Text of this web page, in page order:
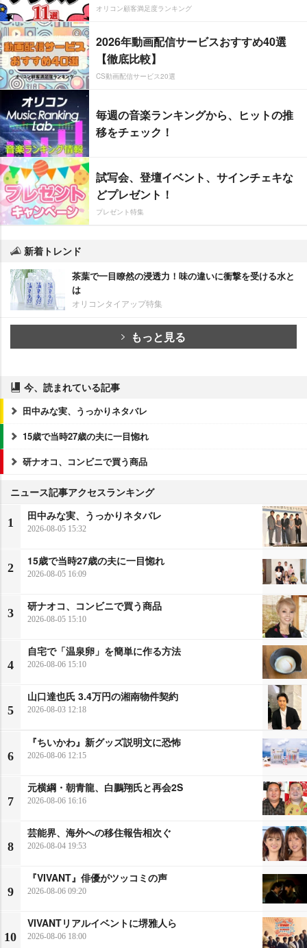
オリコン顧客満足度ランキング
2026年動画配信サービスおすすめ40選
【徹底比較】
CS動画配信サービス20選
毎週の音楽ランキングから、ヒットの推
移をチェック！
試写会、登壇イベント、サインチェキな
どプレゼント！
プレゼント特集
新着トレンド
茶葉で一目瞭然の浸透力！味の違いに衝撃を受ける水と
は
オリコンタイアップ特集
もっと見る
今、読まれている記事
田中みな実、うっかりネタバレ
15歳で当時27歳の夫に一目惚れ
研ナオコ、コンビニで買う商品
ニュース記事アクセスランキング
1
田中みな実、うっかりネタバレ
2026-08-05 15:32
2
15歳で当時27歳の夫に一目惚れ
2026-08-05 16:09
3
研ナオコ、コンビニで買う商品
2026-08-05 15:10
4
自宅で「温泉卵」を簡単に作る方法
2026-08-06 15:10
5
山口達也氏 3.4万円の湘南物件契約
2026-08-03 12:18
6
『ちいかわ』新グッズ説明文に恐怖
2026-08-06 12:15
7
元横綱・朝青龍、白鵬翔氏と再会2S
2026-08-06 16:16
8
芸能界、海外への移住報告相次ぐ
2026-08-04 19:53
9
『VIVANT』俳優がツッコミの声
2026-08-06 09:20
10
VIVANTリアルイベントに堺雅人ら
2026-08-06 18:00